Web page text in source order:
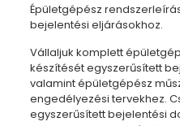
Épületgépész
bejelentési eljárásokhoz.
Vállaljuk komplett
készítését egyszerűsített
valamint épületgépész
engedélyezési tervekhez.
egyszerűsített bejelentési